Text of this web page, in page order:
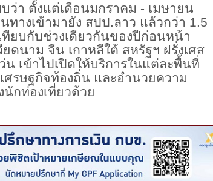
ว่า ตั้งแต่เดือนมกราคม - เมษายน
ทางเข้ามายัง สปป.ลาว แล้วกว่า 1.5
ยบกับช่วงเดียวกันของปีก่อนหน้า
ดนาม จีน เกาหลีใต้ สหรัฐฯ ฝรั่งเศส
น เข้าไปเปิดให้บริการในแต่ละพื้นที่
รษฐกิจท้องถิ่น และอำนวยความ
กท่องเที่ยวด้วย